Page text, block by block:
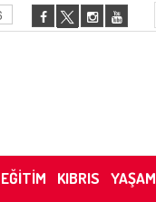
EĞİTİM KIBRIS YAŞAM